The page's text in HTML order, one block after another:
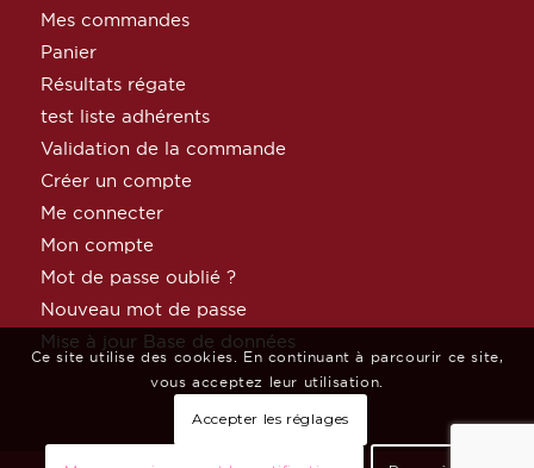
Mes commandes
Panier
Résultats régate
test liste adhérents
Validation de la commande
Créer un compte
Me connecter
Mon compte
Mot de passe oublié ?
Nouveau mot de passe
Mise à jour Base de données
Ce site utilise des cookies. En continuant à parcourir ce site,
vous acceptez leur utilisation.
Accepter les réglages